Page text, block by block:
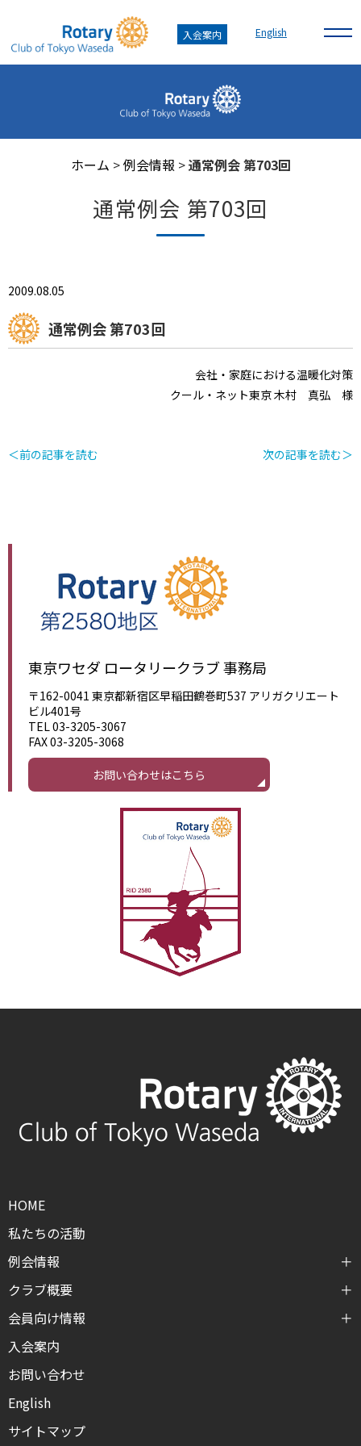
入会案内 English
ホーム >例会情報 >通常例会 第703回
通常例会 第703回
2009.08.05
通常例会 第703回
会社・家庭における温暖化対策
クール・ネット東京 木村 真弘 様
＜前の記事を読む 次の記事を読む＞
東京ワセダ ロータリークラブ 事務局
〒162-0041 東京都新宿区早稲田鶴巻町537 アリガクリエート
ビル401号
TEL 03-3205-3067
FAX 03-3205-3068
お問い合わせはこちら
HOME
私たちの活動
例会情報
クラブ概要
会員向け情報
入会案内
お問い合わせ
English
サイトマップ